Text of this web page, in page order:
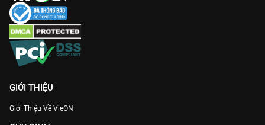
GIỚI THIỆU
Giới Thiệu Về VieON